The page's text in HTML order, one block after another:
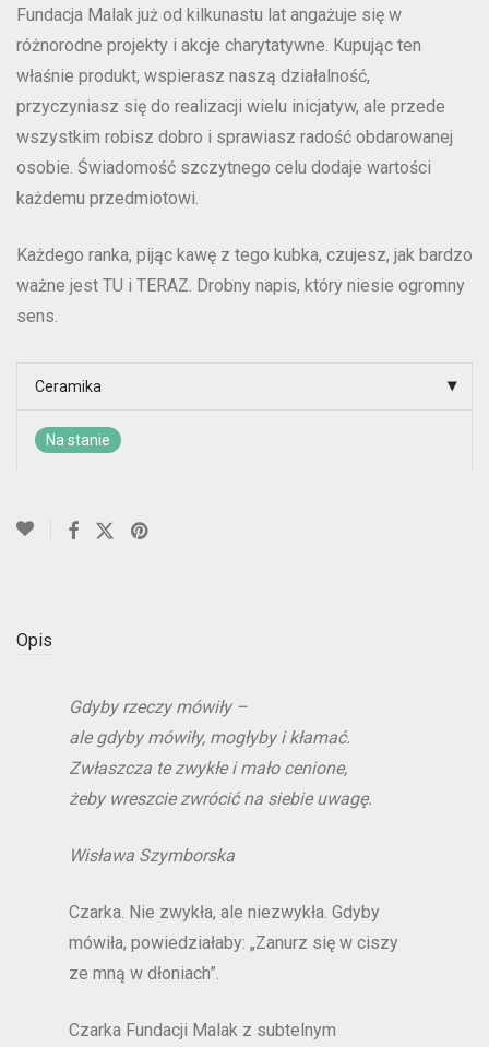
Fundacja Malak już od kilkunastu lat angażuje się w
różnorodne projekty i akcje charytatywne. Kupując ten
właśnie produkt, wspierasz naszą działalność,
przyczyniasz się do realizacji wielu inicjatyw, ale przede
wszystkim robisz dobro i sprawiasz radość obdarowanej
osobie. Świadomość szczytnego celu dodaje wartości
każdemu przedmiotowi.
Każdego ranka, pijąc kawę z tego kubka, czujesz, jak bardzo
ważne jest TU i TERAZ. Drobny napis, który niesie ogromny
sens.
Ceramika
Na stanie
Opis
Gdyby rzeczy mówiły –
ale gdyby mówiły, mogłyby i kłamać.
Zwłaszcza te zwykłe i mało cenione,
żeby wreszcie zwrócić na siebie uwagę.
Wisława Szymborska
Czarka. Nie zwykła, ale niezwykła. Gdyby
mówiła, powiedziałaby: „Zanurz się w ciszy
ze mną w dłoniach”.
Czarka Fundacji Malak z subtelnym